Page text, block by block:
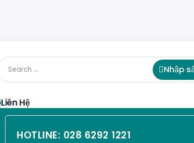
Nhập
Liên Hệ
HOTLINE: 028 6292 1221